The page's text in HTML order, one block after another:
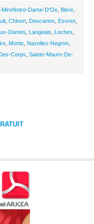
MireNotre-Dame-D'Oe Blere
Chinon Descartes Esvres
Dames Langeais Loches
Monts Nazelles-Negron
Corps Sainte-Maure-De-